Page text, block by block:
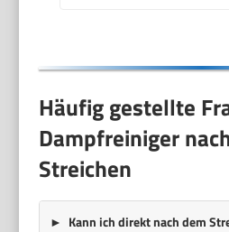
Häufig gestellte
Dampfreiniger
Streichen
Kann ich direkt nach dem